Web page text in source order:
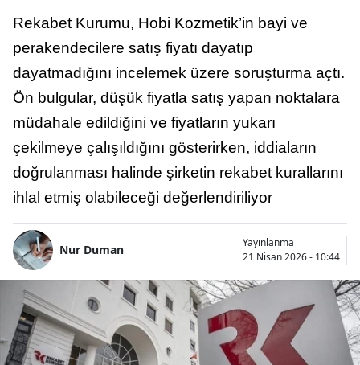
Rekabet Kurumu, Hobi Kozmetik’in bayi ve
perakendecilere satış fiyatı dayatıp
dayatmadığını incelemek üzere soruşturma açtı.
Ön bulgular, düşük fiyatla satış yapan noktalara
müdahale edildiğini ve fiyatların yukarı
çekilmeye çalışıldığını gösterirken, iddiaların
doğrulanması halinde şirketin rekabet kurallarını
ihlal etmiş olabileceği değerlendiriliyor
Nur Duman
Yayınlanma
21 Nisan 2026 - 10:44